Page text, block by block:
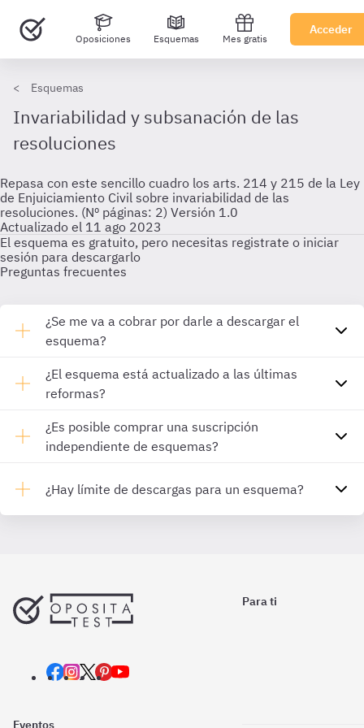
Oposiciones Esquemas Mes gratis
Acceder
Esquemas
Invariabilidad y subsanación de las
resoluciones
Repasa con este sencillo cuadro los arts. 214 y 215 de la Ley
de Enjuiciamiento Civil sobre invariabilidad de las
resoluciones. (Nº páginas: 2) Versión 1.0
Actualizado el 11 ago 2023
El esquema es gratuito, pero necesitas registrate o iniciar
sesión para descargarlo
Preguntas frecuentes
¿Se me va a cobrar por darle a descargar el
esquema?
¿El esquema está actualizado a las últimas
reformas?
¿Es posible comprar una suscripción
independiente de esquemas?
¿Hay límite de descargas para un esquema?
Para ti
Eventos